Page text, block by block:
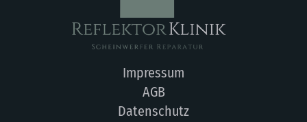
Impressum
AGB
Datenschutz